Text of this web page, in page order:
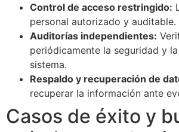
Control de acceso restringido:
personal autorizado y auditable.
Auditorías independientes:
periódicamente la seguridad y
sistema.
Respaldo y recuperación de
recuperar la información ante
Casos de éxito y